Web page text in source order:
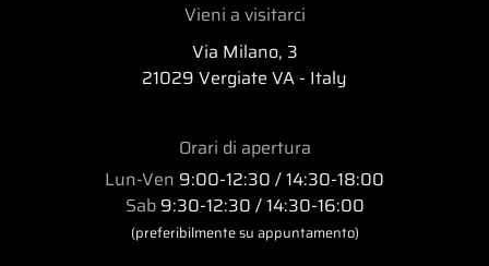
Vieni a visitarci
Via Milano, 3
21029 Vergiate VA - Italy
Orari di apertura
Lun-Ven 9:00-12:30 / 14:30-18:00
Sab9:30-12:30 / 14:30-16:00
(preferibilmente su appuntamento)